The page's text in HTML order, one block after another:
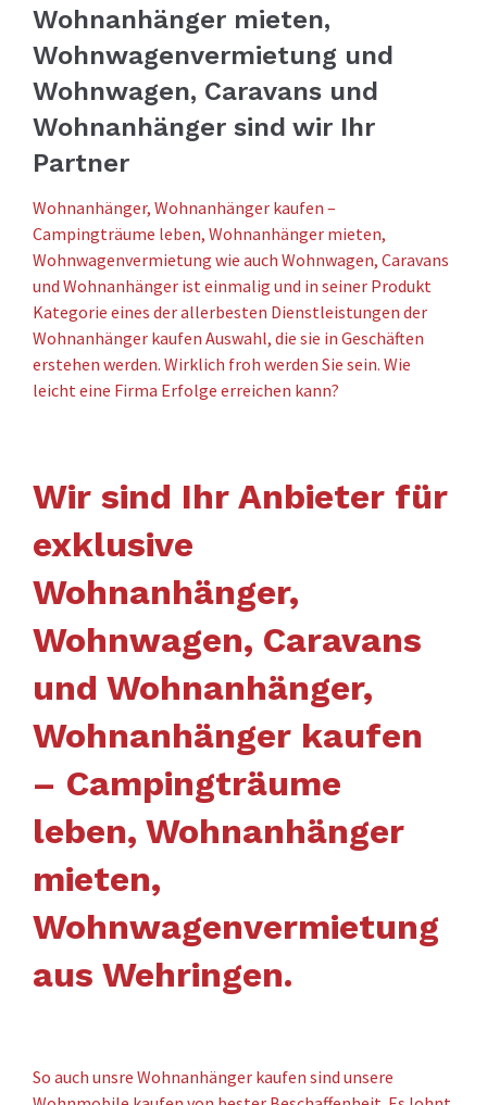
Wohnanhänger mieten,
Wohnwagenvermietung und
Wohnwagen, Caravans und
Wohnanhänger sind wir Ihr
Partner
Wohnanhänger, Wohnanhänger kaufen –
Campingträume leben, Wohnanhänger mieten,
Wohnwagenvermietung wie auch Wohnwagen, Caravans
und Wohnanhänger ist einmalig und in seiner Produkt
Kategorie eines der allerbesten Dienstleistungen der
Wohnanhänger kaufen Auswahl, die sie in Geschäften
erstehen werden. Wirklich froh werden Sie sein. Wie
leicht eine Firma Erfolge erreichen kann?
Wir sind Ihr Anbieter für
exklusive
Wohnanhänger,
Wohnwagen, Caravans
und Wohnanhänger,
Wohnanhänger kaufen
– Campingträume
leben, Wohnanhänger
mieten,
Wohnwagenvermietung
aus Wehringen.
So auch unsre Wohnanhänger kaufen sind unsere